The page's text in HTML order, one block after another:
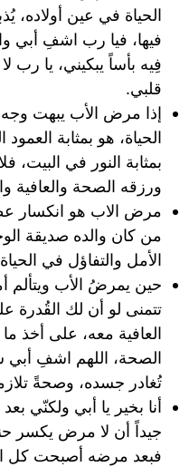
الحياة في عين أولاده،
فيها، فيا رب اشفِ أبي
فِيه بأساً يبكيني، يا رب
قلبي.
إذا ⁦‪مرض‬⁩
الحياة، هو بمثابة
بمثابة النور في
ورزقه الصحة والعافية
مرض‬⁩ ⁦‪الاب‬⁩ هو
من كان والده صديقة
الأمل والتفاؤل في
حين يمرضُ الأب ويتألم
تتمنى لو أن لك
العافية معه، على أخذ
الصحة، اللهم اشفِ أبي
تُغادر جسده، وصحةً
أنا بخير يا أبي
فبعد مرضه أصبحت كل